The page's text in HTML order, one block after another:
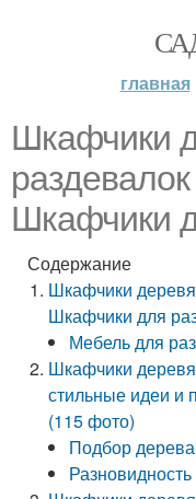
главная
Шкафчики
Шкафчики
Содержание
Шкафчики
Шкафчики для
Мебель для
Шкафчики
стильные идеи и
(115 фото)
Подбор дерева